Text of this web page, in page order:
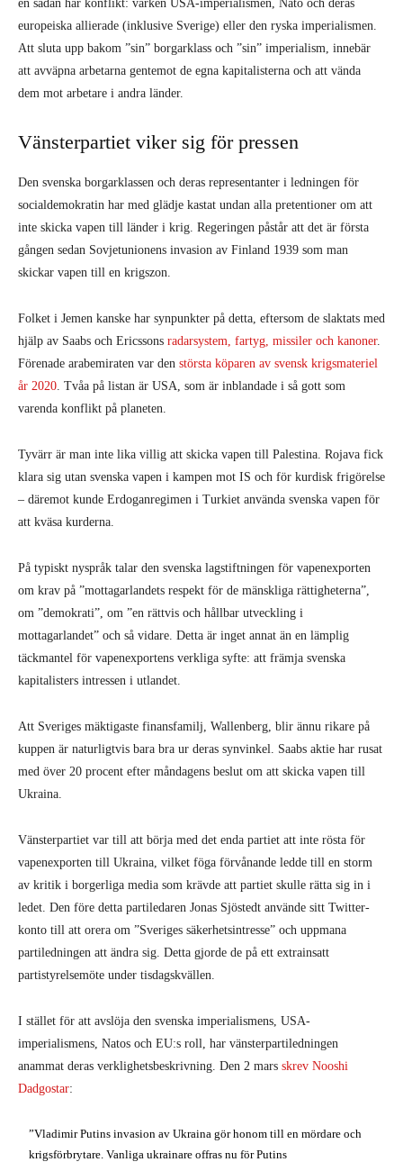
en sådan här konflikt: varken USA-imperialismen, Nato och deras
europeiska allierade (inklusive Sverige) eller den ryska imperialismen.
Att sluta upp bakom ”sin” borgarklass och ”sin” imperialism, innebär
att avväpna arbetarna gentemot de egna kapitalisterna och att vända
dem mot arbetare i andra länder.
Vänsterpartiet viker sig för pressen
Den svenska borgarklassen och deras representanter i ledningen för
socialdemokratin har med glädje kastat undan alla pretentioner om att
inte skicka vapen till länder i krig. Regeringen påstår att det är första
gången sedan Sovjetunionens invasion av Finland 1939 som man
skickar vapen till en krigszon.
Folket i Jemen kanske har synpunkter på detta, eftersom de slaktats med
hjälp av Saabs och Ericssons radarsystem, fartyg, missiler och kanoner.
Förenade arabemiraten var den största köparen av svensk krigsmateriel
år 2020 . Tvåa på listan är USA, som är inblandade i så gott som
varenda konflikt på planeten.
Tyvärr är man inte lika villig att skicka vapen till Palestina. Rojava fick
klara sig utan svenska vapen i kampen mot IS och för kurdisk frigörelse
– däremot kunde Erdoganregimen i Turkiet använda svenska vapen för
att kväsa kurderna.
På typiskt nyspråk talar den svenska lagstiftningen för vapenexporten
om krav på ”mottagarlandets respekt för de mänskliga rättigheterna”,
om ”demokrati”, om ”en rättvis och hållbar utveckling i
mottagarlandet” och så vidare. Detta är inget annat än en lämplig
täckmantel för vapenexportens verkliga syfte: att främja svenska
kapitalisters intressen i utlandet.
Att Sveriges mäktigaste finansfamilj, Wallenberg, blir ännu rikare på
kuppen är naturligtvis bara bra ur deras synvinkel. Saabs aktie har rusat
med över 20 procent efter måndagens beslut om att skicka vapen till
Ukraina.
Vänsterpartiet var till att börja med det enda partiet att inte rösta för
vapenexporten till Ukraina, vilket föga förvånande ledde till en storm
av kritik i borgerliga media som krävde att partiet skulle rätta sig in i
ledet. Den före detta partiledaren Jonas Sjöstedt använde sitt Twitter-
konto till att orera om ”Sveriges säkerhetsintresse” och uppmana
partiledningen att ändra sig. Detta gjorde de på ett extrainsatt
partistyrelsemöte under tisdagskvällen.
I stället för att avslöja den svenska imperialismens, USA-
imperialismens, Natos och EU:s roll, har vänsterpartiledningen
anammat deras verklighetsbeskrivning. Den 2 mars skrev Nooshi
Dadgostar:
”Vladimir Putins invasion av Ukraina gör honom till en mördare och
krigsförbrytare. Vanliga ukrainare offras nu för Putins